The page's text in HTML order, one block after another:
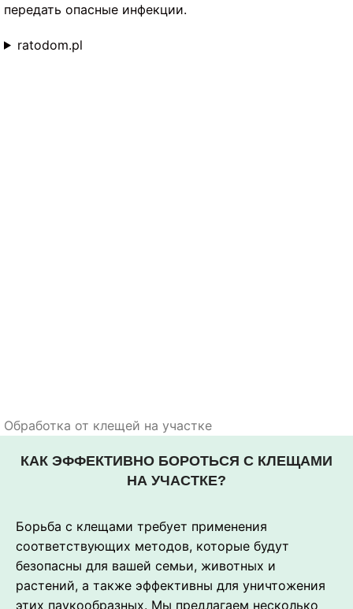
передать опасные инфекции.
ratodom.pl
Обработка от клещей на участке
КАК ЭФФЕКТИВНО БОРОТЬСЯ С КЛЕЩАМИ
НА УЧАСТКЕ?
Борьба с клещами требует применения
соответствующих методов, которые будут
безопасны для вашей семьи, животных и
растений, а также эффективны для уничтожения
этих паукообразных. Мы предлагаем несколько